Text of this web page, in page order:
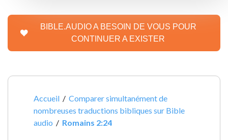
BIBLE.AUDIO A BESOIN DE VOUS POUR
CONTINUER A EXISTER
Accueil /Comparer simultanément de
nombreuses traductions bibliques sur Bible
audio / Romains 2:24